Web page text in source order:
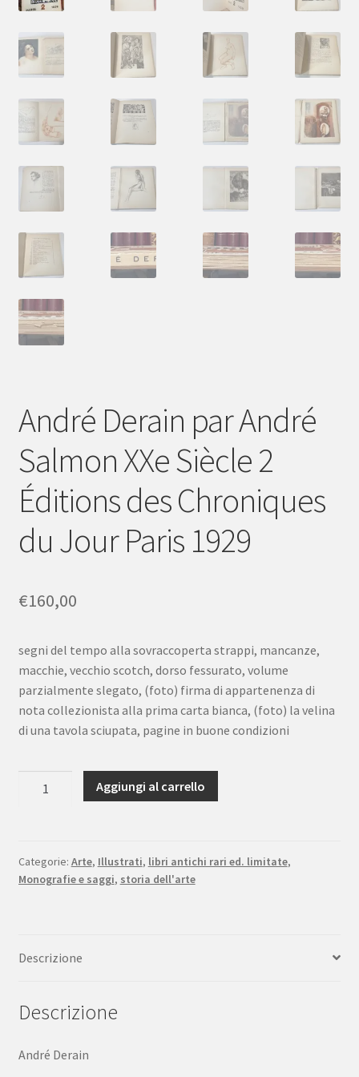
André Derain par André
Salmon XXe Siècle 2
Éditions des Chroniques
du Jour Paris 1929
€160,00
segni del tempo alla sovraccoperta strappi, mancanze,
macchie, vecchio scotch, dorso fessurato, volume
parzialmente slegato, (foto) firma di appartenenza di
nota collezionista alla prima carta bianca, (foto) la velina
di una tavola sciupata, pagine in buone condizioni
Salmon
XXe
des
Jour
1929
Aggiungi al carrello
Categorie: Arte, Illustrati, libri antichi rari ed. limitate,
Monografie e saggi, storia dell'arte
Descrizione
Descrizione
André Derain